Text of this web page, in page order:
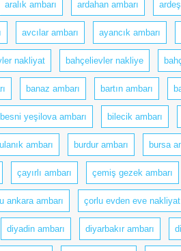
aralık ambarı ardahan ambarı
avcılar ambarı ayancık ambarı
nakliyat bahçelievler nakliye
banaz ambarı bartın ambarı
besni yeşilova ambarı bilecik ambarı
ambarı burdur ambarı bursa
çayırlı ambarı çemiş gezek ambarı
ankara ambarı çorlu evden eve nakliyat
diyadin ambarı diyarbakır ambarı